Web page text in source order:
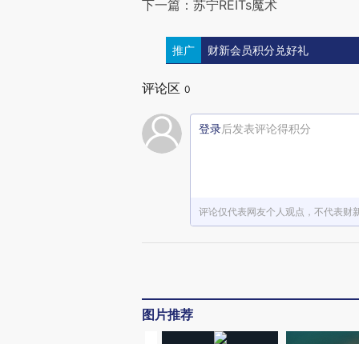
下一篇：苏宁REITs魔术
推广 财新会员积分兑好礼
评论区 0
登录后发表评论得积分
评论仅代表网友个人观点，不代表财
图片推荐